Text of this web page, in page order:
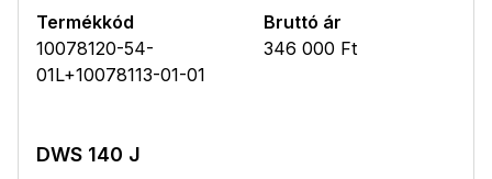
Termékkód
10078120-54-
01L+10078113-01-01
Bruttó ár
346 000 Ft
DWS 140 J